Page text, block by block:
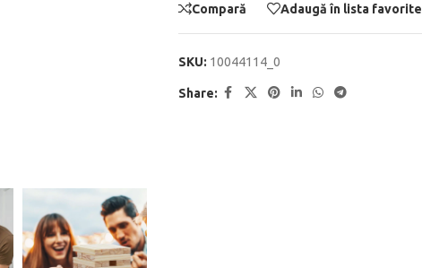
Compară Adaugă în lista favorite
SKU: 10044114_0
Share: